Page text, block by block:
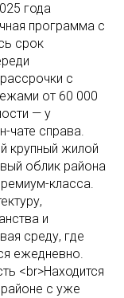
года
программа с
срок
с
от 60 000
— у
чате справа.
крупный жилой
облик района
класса.
и
среду, где
ежедневно.
<br>Находится
с уже